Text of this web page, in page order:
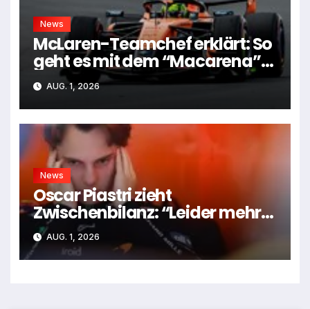
News
McLaren-Teamchef erklärt: So
geht es mit dem “Macarena”-
Flügel weiter
AUG. 1, 2026
News
Oscar Piastri zieht
Zwischenbilanz: “Leider mehr
Tiefen als Höhen”
AUG. 1, 2026